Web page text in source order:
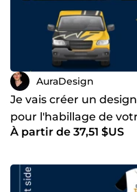
AuraDesign
Je vais créer un
pour l'habillage de
À partir de 37,51 $US